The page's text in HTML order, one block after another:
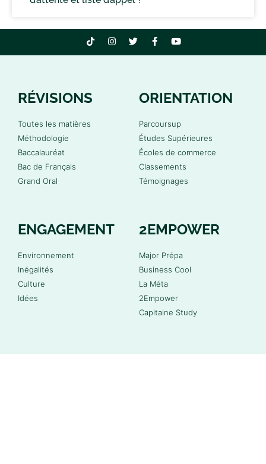
RÉVISIONS
Toutes les matières
Méthodologie
Baccalauréat
Bac de Français
Grand Oral
ORIENTATION
Parcoursup
Études Supérieures
Écoles de commerce
Classements
Témoignages
ENGAGEMENT
Environnement
Inégalités
Culture
Idées
2EMPOWER
Major Prépa
Business Cool
La Méta
2Empower
Capitaine Study